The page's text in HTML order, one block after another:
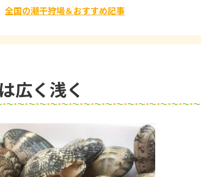
全国の潮干狩場＆おすすめ記事
広く浅く